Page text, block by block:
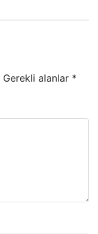
Gerekli alanlar *